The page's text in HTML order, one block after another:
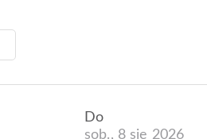
Do
sob., 8 sie 2026